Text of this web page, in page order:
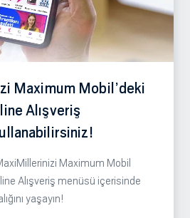
Maximum Mobil’deki
Alışveriş
Maximum Mobil
Alışveriş menüsü içerisinde
yaşayın!